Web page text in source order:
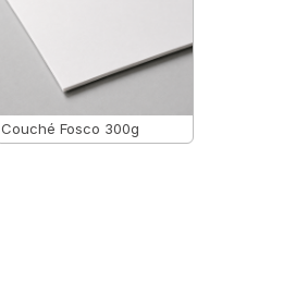
Couché Fosco 300g